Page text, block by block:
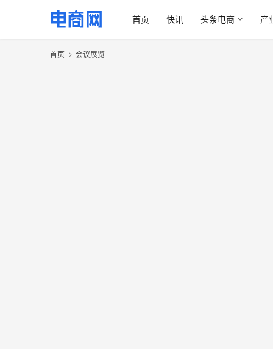
首页 快讯 头条电商 产
首页 会议展览